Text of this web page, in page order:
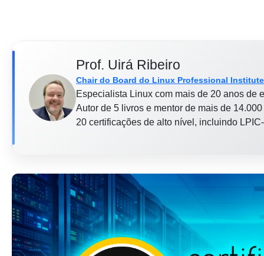
Prof. Uirá Ribeiro
Chair do Board do Linux Professional Institute
Especialista Linux com mais de 20 anos de
Autor de 5 livros e mentor de mais de
20 certificações de alto nível, incluindo